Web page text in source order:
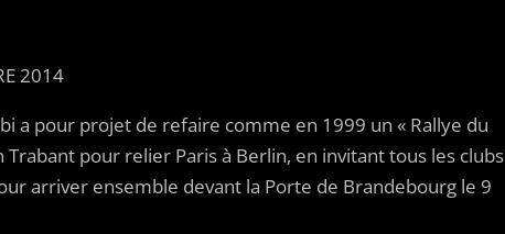
2014
a pour projet de refaire comme en 1999 un « Rallye du
pour relier Paris à Berlin, en invitant tous les clubs
arriver ensemble devant la Porte de Brandebourg le 9